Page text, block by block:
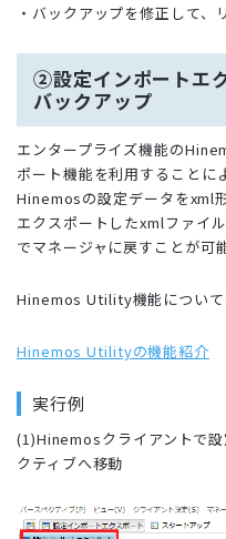
・バックアップを修正して、
②設定インポートエ
バックアップ
エンタープライズ機能の
ポート機能を利用することに
Hinemosの設定データをxml
エクスポートしたxmlファイ
でマネージャに戻すことが可
Hinemos Utility機能について
Hinemos Utilityの機能紹介
実行例
(1)Hinemosクライアントで
クティブへ移動